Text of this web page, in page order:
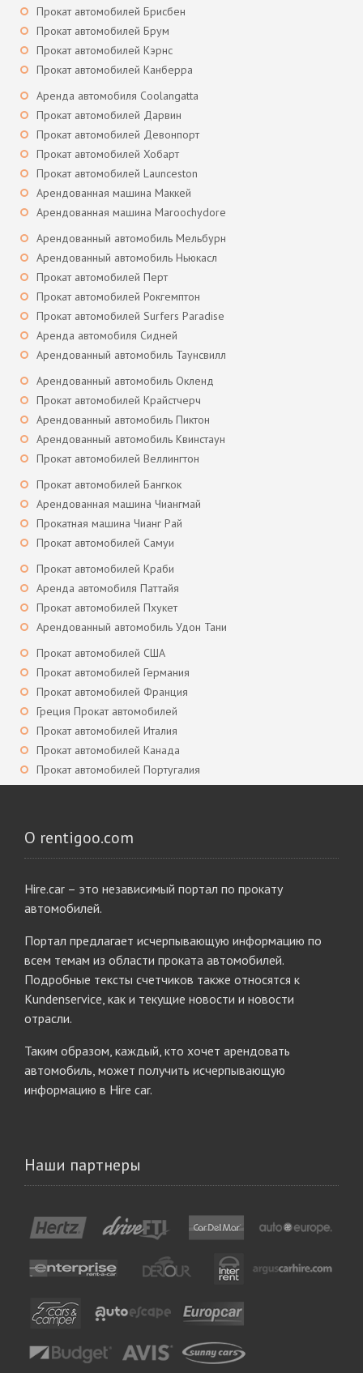
Прокат автомобилей Брисбен
Прокат автомобилей Брум
Прокат автомобилей Кэрнс
Прокат автомобилей Канберра
Аренда автомобиля Coolangatta
Прокат автомобилей Дарвин
Прокат автомобилей Девонпорт
Прокат автомобилей Хобарт
Прокат автомобилей Launceston
Арендованная машина Маккей
Арендованная машина Maroochydore
Арендованный автомобиль Мельбурн
Арендованный автомобиль Ньюкасл
Прокат автомобилей Перт
Прокат автомобилей Рокгемптон
Прокат автомобилей Surfers Paradise
Аренда автомобиля Сидней
Арендованный автомобиль Таунсвилл
Арендованный автомобиль Окленд
Прокат автомобилей Крайстчерч
Арендованный автомобиль Пиктон
Арендованный автомобиль Квинстаун
Прокат автомобилей Веллингтон
Прокат автомобилей Бангкок
Арендованная машина Чиангмай
Прокатная машина Чианг Рай
Прокат автомобилей Самуи
Прокат автомобилей Краби
Аренда автомобиля Паттайя
Прокат автомобилей Пхукет
Арендованный автомобиль Удон Тани
Прокат автомобилей США
Прокат автомобилей Германия
Прокат автомобилей Франция
Греция Прокат автомобилей
Прокат автомобилей Италия
Прокат автомобилей Канада
Прокат автомобилей Португалия
О rentigoo.com
Hire.car – это независимый портал по прокату
автомобилей.
Портал предлагает исчерпывающую информацию по
всем темам из области проката автомобилей.
Подробные тексты счетчиков также относятся к
Kundenservice, как и текущие новости и новости
отрасли.
Таким образом, каждый, кто хочет арендовать
автомобиль, может получить исчерпывающую
информацию в Hire car.
Наши партнеры